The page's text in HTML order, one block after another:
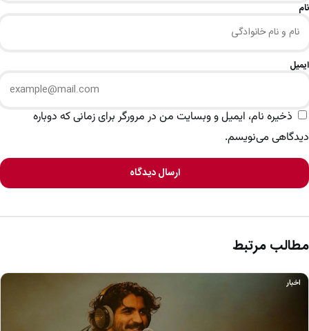
نام
ایمیل
ذخیره نام، ایمیل و وبسایت من در مرورگر برای زمانی که دوباره
دیدگاهی می‌نویسم.
ارسال دیدگاه
مطالب مرتبط
اخبار